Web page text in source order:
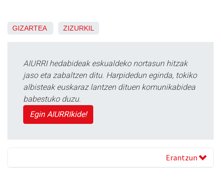
GIZARTEA ZIZURKIL
AIURRI hedabideak eskualdeko nortasun hitzak
jaso eta zabaltzen ditu. Harpidedun eginda, tokiko
albisteak euskaraz lantzen dituen komunikabidea
babestuko duzu.
Egin AIURRIkide!
Erantzun